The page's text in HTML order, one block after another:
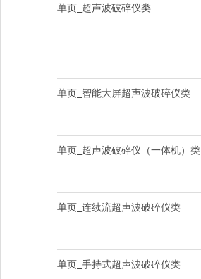
单页_超声波破碎仪类
单页_智能大屏超声波破碎仪类
单页_超声波破碎仪（一体机）类
单页_连续流超声波破碎仪类
单页_手持式超声波破碎仪类